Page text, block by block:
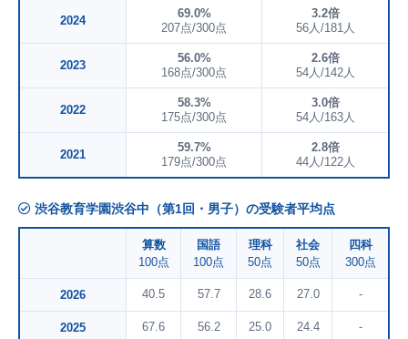
2024
69.0%
207点/300点
3.2倍
56人/181人
2023
56.0%
168点/300点
2.6倍
54人/142人
2022
58.3%
175点/300点
3.0倍
54人/163人
2021
59.7%
179点/300点
2.8倍
44人/122人
渋谷教育学園渋谷中（第1回・男子）の受験者平均点
算数
100点
国語
100点
理科
50点
社会
50点
四科
300点
2026 40.5 57.7 28.6 27.0 -
2025 67.6 56.2 25.0 24.4 -